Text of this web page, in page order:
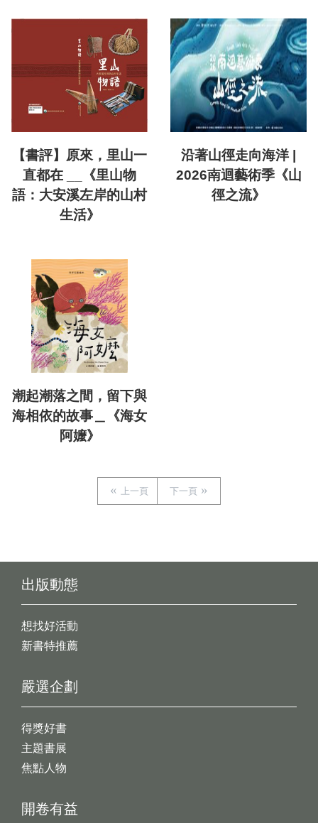
【書評】原來，里山一
直都在 __《里山物
語：大安溪左岸的山村
生活》
沿著山徑走向海洋 |
2026南迴藝術季《山
徑之流》
潮起潮落之間，留下與
海相依的故事＿《海女
阿嬤》
上一頁 下一頁
出版動態
想找好活動
新書特推薦
開卷有益
嚴選企劃
得獎好書
主題書展
焦點人物